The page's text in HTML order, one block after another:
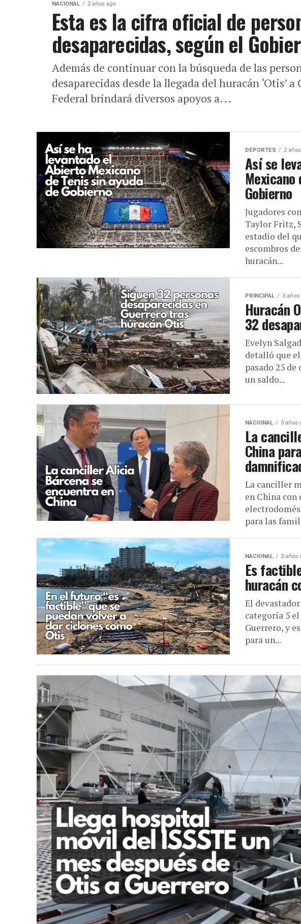
NACIONAL 2 años ago
Esta es la cifra oficial de
desaparecidas, según el
Además de continuar con la búsqueda de las
desaparecidas desde la llegada del huracán ‘Otis’
Federal brindará diversos apoyos a...
DEPORTES 2
Así se
Mexicano
Gobierno
Jugadores
Taylor Fritz,
estadio del
escombros
huracán...
PRINCIPAL 3 años
Huracán
32
Evelyn
detalló que
pasado 25
un saldo...
NACIONAL 3 años
La
China
La canciller
en China
para las
NACIONAL 3 años
Es
huracán
El
categoría 5
Guerrero, y
para un...